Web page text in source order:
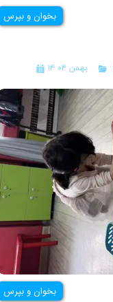
بخوان و بپرس
۱۴ بهمن ۰۴
بخوان و بپرس